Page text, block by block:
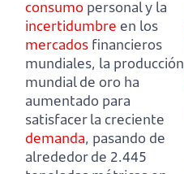
consumo personal y la
incertidumbre en los
mercados financieros
mundiales, la producción
mundial de oro ha
aumentado para
satisfacer la creciente
demanda, pasando de
alrededor de 2.445